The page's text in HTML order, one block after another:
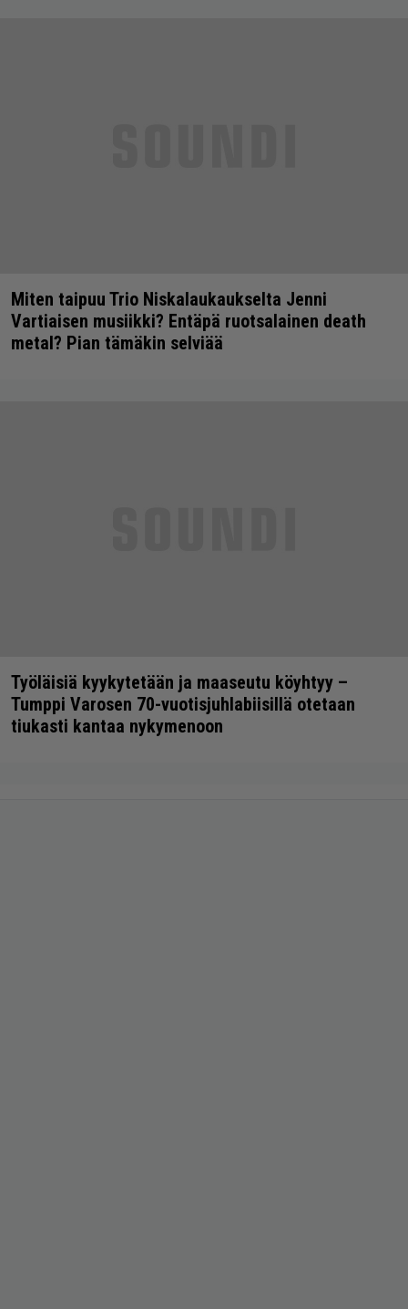
Miten taipuu Trio Niskalaukaukselta Jenni
Vartiaisen musiikki? Entäpä ruotsalainen death
metal? Pian tämäkin selviää
Työläisiä kyykytetään ja maaseutu köyhtyy –
Tumppi Varosen 70-vuotisjuhlabiisillä otetaan
tiukasti kantaa nykymenoon